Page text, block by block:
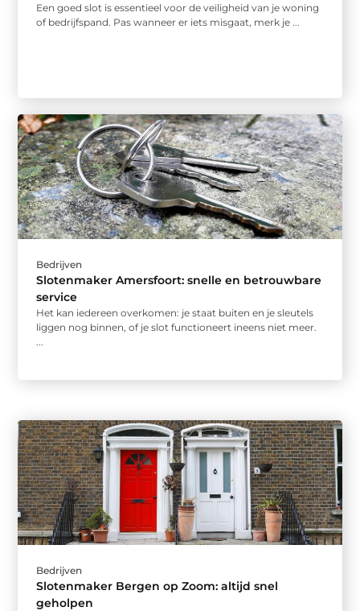
Een goed slot is essentieel voor de veiligheid van je woning
of bedrijfspand. Pas wanneer er iets misgaat, merk je ...
Bedrijven
Slotenmaker Amersfoort: snelle en betrouwbare
service
Het kan iedereen overkomen: je staat buiten en je sleutels
liggen nog binnen, of je slot functioneert ineens niet meer.
...
Bedrijven
Slotenmaker Bergen op Zoom: altijd snel
geholpen